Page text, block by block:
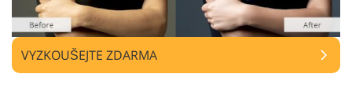
VYZKOUŠEJTE ZDARMA